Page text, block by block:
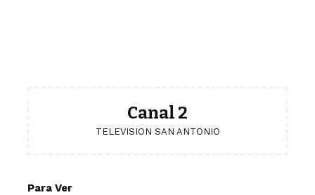
Canal 2
TELEVISION SAN ANTONIO
Para Ver